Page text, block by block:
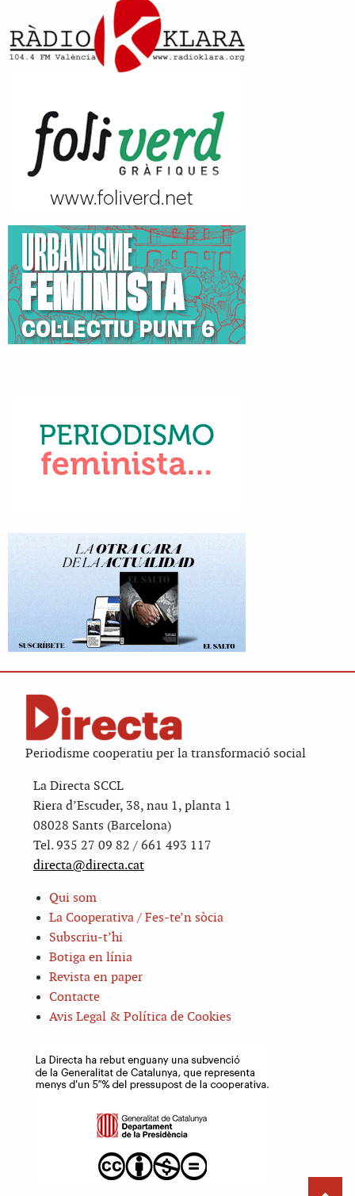
Periodisme cooperatiu per la transformació social
La Directa SCCL
Riera d’Escuder, 38, nau 1, planta 1
08028 Sants (Barcelona)
Tel. 935 27 09 82 / 661 493 117
directa@directa.cat
Qui som
La Cooperativa / Fes-te’n sòcia
Subscriu-t’hi
Botiga en línia
Revista en paper
Contacte
Avis Legal & Política de Cookies